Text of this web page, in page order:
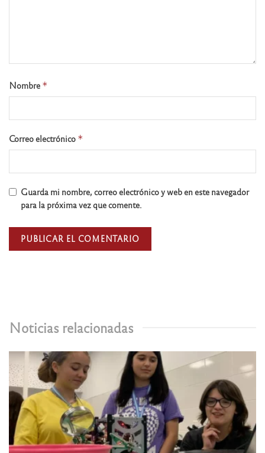
Noticias relacionadas
Nombre *
Correo electrónico *
Guarda mi nombre, correo electrónico y web en este navegador
para la próxima vez que comente.